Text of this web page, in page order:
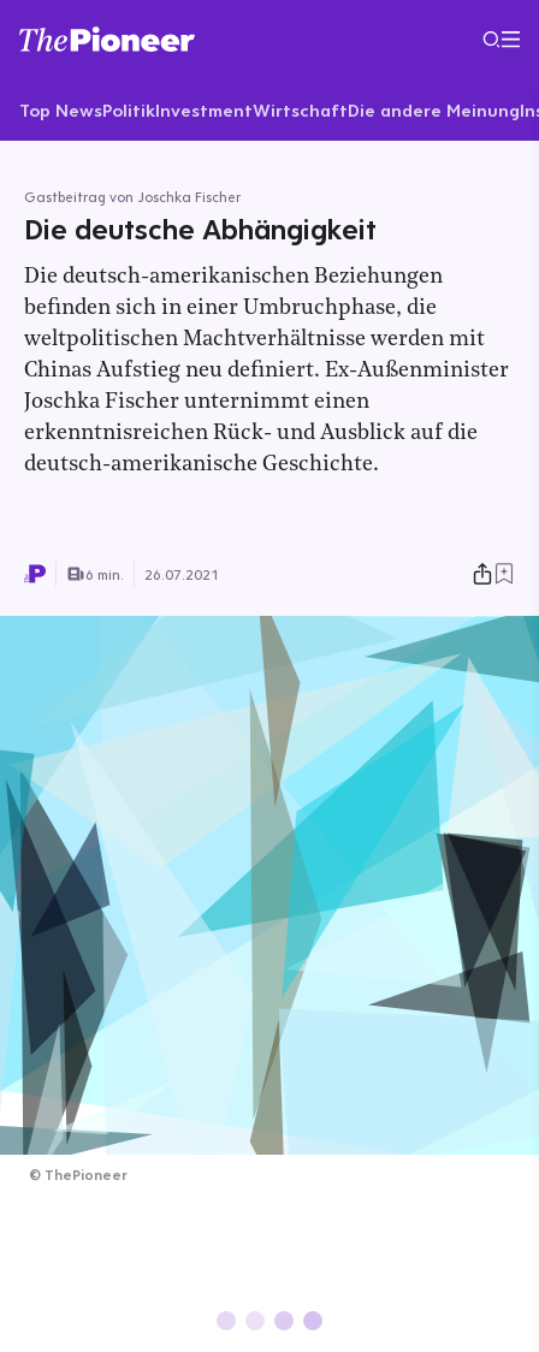
Top NewsPolitikInvestmentWirtschaftDie andere Meinung
Gastbeitrag von Joschka Fischer
Die deutsche Abhängigkeit
Die deutsch-amerikanischen Beziehungen
befinden sich in einer Umbruchphase, die
weltpolitischen Machtverhältnisse werden mit
Chinas Aufstieg neu definiert. Ex-Außenminister
Joschka Fischer unternimmt einen
erkenntnisreichen Rück- und Ausblick auf die
deutsch-amerikanische Geschichte.
6 min. 26.07.2021
© ThePioneer